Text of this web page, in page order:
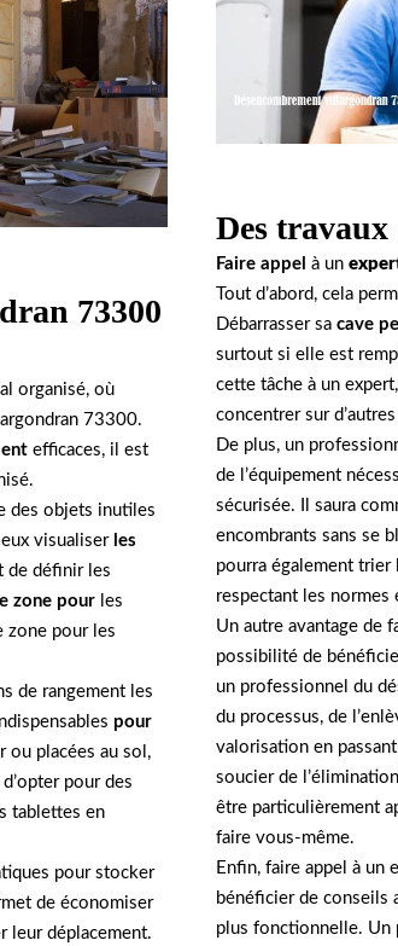
73300
organisé, où
73300.
efficaces, il est
des objets inutiles
visualiser les
de définir les
zone pour les
zone pour les
de rangement les
pour
ou placées au sol,
pour des
tablettes en
pour stocker
de économiser
leur déplacement.
Des travaux
Faire appel à un
Tout d’abord, cela
Débarrasser sa cave
surtout si elle est
cette tâche à un
concentrer sur
De plus, un
de l’équipement
sécurisée. Il saura
encombrants sans se
pourra également trier
respectant les
Un autre avantage de
possibilité de
un professionnel du
du processus, de
valorisation en
soucier de
être particulièrement
faire vous-même.
Enfin, faire appel à un
bénéficier de conseils
plus fonctionnelle. Un